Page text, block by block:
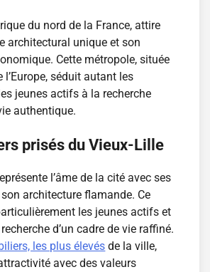
du nord de la France, attire
architectural unique et son
Cette métropole, située
l’Europe, séduit autant les
jeunes actifs à la recherche
authentique.
prisés du Vieux-Lille
l’âme de la cité avec ses
architecture flamande. Ce
les jeunes actifs et
d’un cadre de vie raffiné.
les plus élevés de la ville,
avec des valeurs